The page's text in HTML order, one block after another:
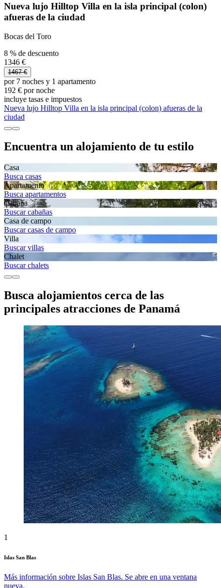
Nueva lujo Hilltop Villa en la isla principal (colon)
afueras de la ciudad
Bocas del Toro
8 % de descuento
1346 €
1467 €
por 7 noches y 1 apartamento
192 € por noche
incluye tasas e impuestos
Nueva lujo Hilltop Villa en la isla principal (colon) afueras de la
ciudad
Encuentra un alojamiento de tu estilo
Casa
Busca casas
Apartamento
Busca apartamentos
Cabaña
Buscar cabañas
Casa de campo
Buscar casas de campo
Villa
Buscar villas
Chalet
Buscar chalets
Busca alojamientos cerca de las
principales atracciones de Panamá
1
Islas San Blas
Más información sobre Islas San Blas. Se abre en una ventana
nueva.